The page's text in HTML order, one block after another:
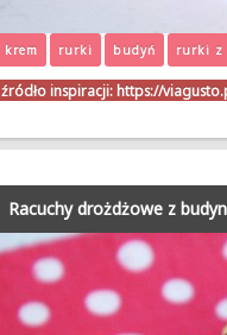
krem rurki budyń rurki z
źródło inspiracji: https://
Racuchy drożdżowe z